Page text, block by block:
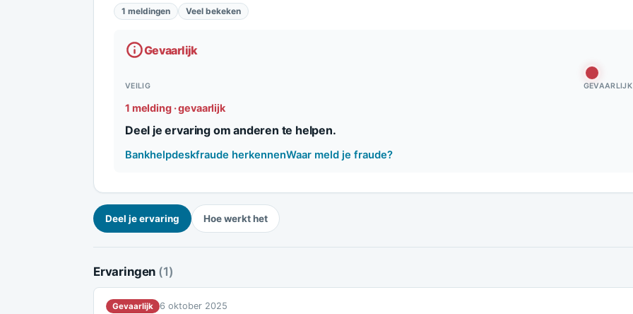
1 meldingen Veel bekeken
Gevaarlijk
VEILIG GEVAARLIJK
1 melding · gevaarlijk
Deel je ervaring om anderen te helpen.
Bankhelpdeskfraude herkennenWaar meld je fraude?
Deel je ervaring Hoe werkt het
Ervaringen (1)
Gevaarlijk 6 oktober 2025